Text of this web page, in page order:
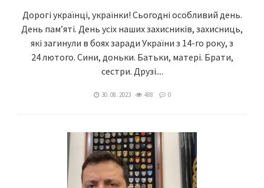
Дорогі українці, українки! Сьогодні особливий день.
День памʼяті. День усіх наших захисників, захисниць,
які загинули в боях заради України з 14-го року, з
24 лютого. Сини, доньки. Батьки, матері. Брати,
сестри. Друзі....
30. 08. 2023 488 0